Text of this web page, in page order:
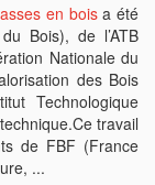
en boisa été
Bois), de l’ATB
Nationale du
des Bois
Technologique
travail
de FBF (France
...